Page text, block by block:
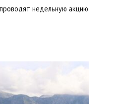
недельную акцию